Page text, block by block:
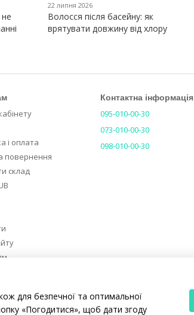
22 липня 2026
Волосся після басейну: як
врятувати довжину від хлору
і оплата
повернення
склад
Контактна інформація
095-010-00-30
073-010-00-30
098-010-00-30
для безпечної та оптимальної
«Погодитися», щоб дати згоду